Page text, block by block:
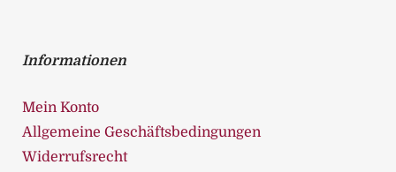
Informationen
Mein Konto
Allgemeine Geschäftsbedingungen
Widerrufsrecht